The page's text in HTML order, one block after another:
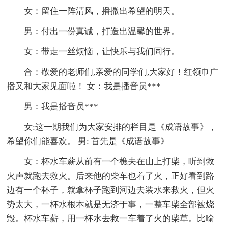
女：留住一阵清风，播撒出希望的明天。
男：付出一份真诚，打造出温馨的世界。
女：带走一丝烦恼，让快乐与我们同行。
合：敬爱的老师们,亲爱的同学们,大家好！红领巾广
播又和大家见面啦！ 女：我是播音员***
男：我是播音员***
女:这一期我们为大家安排的栏目是《成语故事》，
希望你们能喜欢。 男: 首先是《成语故事》
女：杯水车薪从前有一个樵夫在山上打柴，听到救
火声就跑去救火。后来他的柴车也着了火，正好看到路
边有一个杯子，就拿杯子跑到河边去装水来救火，但火
势太大，一杯水根本就是无济于事，一整车柴全部被烧
毁。杯水车薪，用一杯水去救一车着了火的柴草。比喻